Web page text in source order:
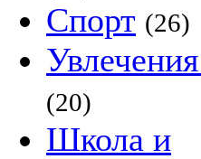
Спорт (26)
(20)
Школа и